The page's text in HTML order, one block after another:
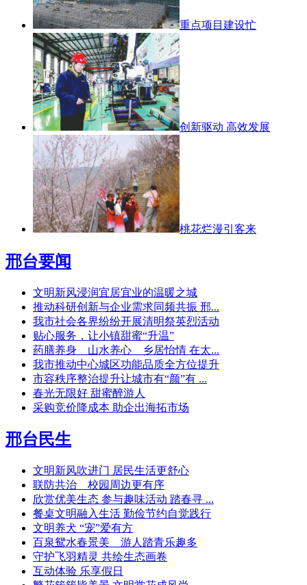
重点项目建设忙
创新驱动 高效发展
桃花烂漫引客来
邢台要闻
文明新风浸润宜居宜业的温暖之城
推动科研创新与企业需求同频共振 邢...
我市社会各界纷纷开展清明祭英烈活动
贴心服务，让小镇甜蜜“升温”
药膳养身 山水养心 乡居怡情 在太...
我市推动中心城区功能品质全方位提升
市容秩序整治提升让城市有“颜”有 ...
春光无限好 甜蜜醉游人
采购竞价降成本 助企出海拓市场
邢台民生
文明新风吹进门 居民生活更舒心
联防共治 校园周边更有序
欣赏优美生态 参与趣味活动 踏春寻 ...
餐桌文明融入生活 勤俭节约自觉践行
文明养犬 “宠”爱有方
百泉鸳水春景美 游人踏青乐趣多
守护飞羽精灵 共绘生态画卷
互动体验 乐享假日